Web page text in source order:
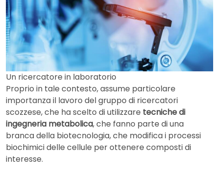
Un ricercatore in laboratorio
Proprio in tale contesto, assume particolare
importanza il lavoro del gruppo di ricercatori
scozzese, che ha scelto di utilizzare tecniche di
ingegneria metabolica, che fanno parte di una
branca della biotecnologia, che modifica i processi
biochimici delle cellule per ottenere composti di
interesse.